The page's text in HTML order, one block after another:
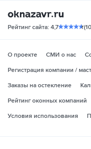
Рейтинг сайта: 4,7
О проекте СМИ о нас
Регистрация компании /
Заказы на остекление
Рейтинг оконных компаний
Условия использования